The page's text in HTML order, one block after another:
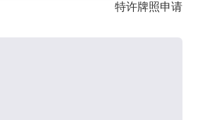
特许牌照申请